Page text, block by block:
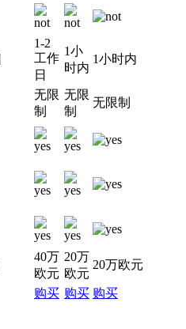
1-2
工作
日
1小
时内
1小时内
无限
制
无限
制
无限制
40万
欧元
20万
欧元
20万欧元
购买 购买 购买